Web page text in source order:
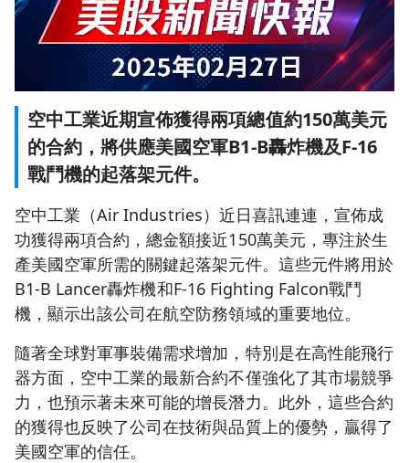
空中工業近期宣佈獲得兩項總值約150萬美元
的合約，將供應美國空軍B1-B轟炸機及F-16
戰鬥機的起落架元件。
空中工業（Air Industries）近日喜訊連連，宣佈成
功獲得兩項合約，總金額接近150萬美元，專注於生
產美國空軍所需的關鍵起落架元件。這些元件將用於
B1-B Lancer轟炸機和F-16 Fighting Falcon戰鬥
機，顯示出該公司在航空防務領域的重要地位。
隨著全球對軍事裝備需求增加，特別是在高性能飛行
器方面，空中工業的最新合約不僅強化了其市場競爭
力，也預示著未來可能的增長潛力。此外，這些合約
的獲得也反映了公司在技術與品質上的優勢，贏得了
美國空軍的信任。